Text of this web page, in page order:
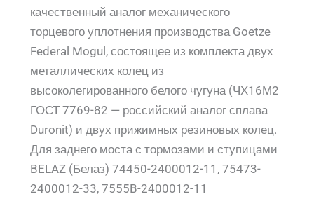
качественный аналог механического
торцевого уплотнения производства Goetze
Federal Mogul, состоящее из комплекта двух
металлических колец из
высоколегированного белого чугуна (ЧХ16М2
ГОСТ 7769-82 — российский аналог сплава
Duronit) и двух прижимных резиновых колец.
Для заднего моста с тормозами и ступицами
BELAZ (Белаз) 74450-2400012-11, 75473-
2400012-33, 7555B-2400012-11